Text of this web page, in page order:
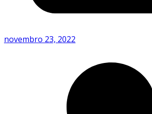
novembro 23, 2022